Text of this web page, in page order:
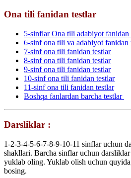
Ona tili fanidan testlar
5-sinflar Ona tili adabiyot fanidan
6-sinf ona tili va adabiyot fanidan
7-sinf ona tili fanidan testlar
8-sinf ona tili fanidan testlar
9-sinf ona tili fanidan testlar
10-sinf ona tili fanidan testlar
11-sinf ona tili fanidan testlar
Boshqa fanlardan barcha testlar
Darsliklar :
1-2-3-4-5-6-7-8-9-10-11 sinflar uchun
shakllari. Barcha sinflar uchun
yuklab oling. Yuklab olish uchun
bosing.